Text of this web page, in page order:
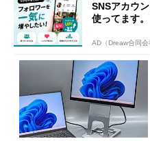
SNSアカウ
使ってます。
AD（Dreaw合同会